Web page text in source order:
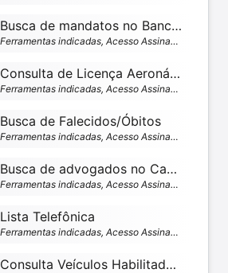
Busca de mandatos no Banco Nacional de Mandados de Prisão (BNMP)
Ferramentas indicadas, Acesso Assinante
Consulta de Licença Aeronáutica (CHT)
Ferramentas indicadas, Acesso Assinante
Busca de Falecidos/Óbitos
Ferramentas indicadas, Acesso Assinante
Busca de advogados no Cadastro Nacional dos Advogados (CNA)
Ferramentas indicadas, Acesso Assinante
Lista Telefônica
Ferramentas indicadas, Acesso Assinante
Consulta Veículos Habilitados pela ANTT